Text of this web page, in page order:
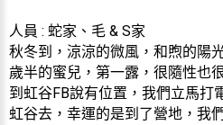
人員 : 蛇家、毛 & S家
秋冬到，涼涼的微風，和煦的陽
歲半的蜜兒，第一露，很隨性也
到虹谷FB說有位置，我們立馬打
虹谷去，幸運的是到了營地，我